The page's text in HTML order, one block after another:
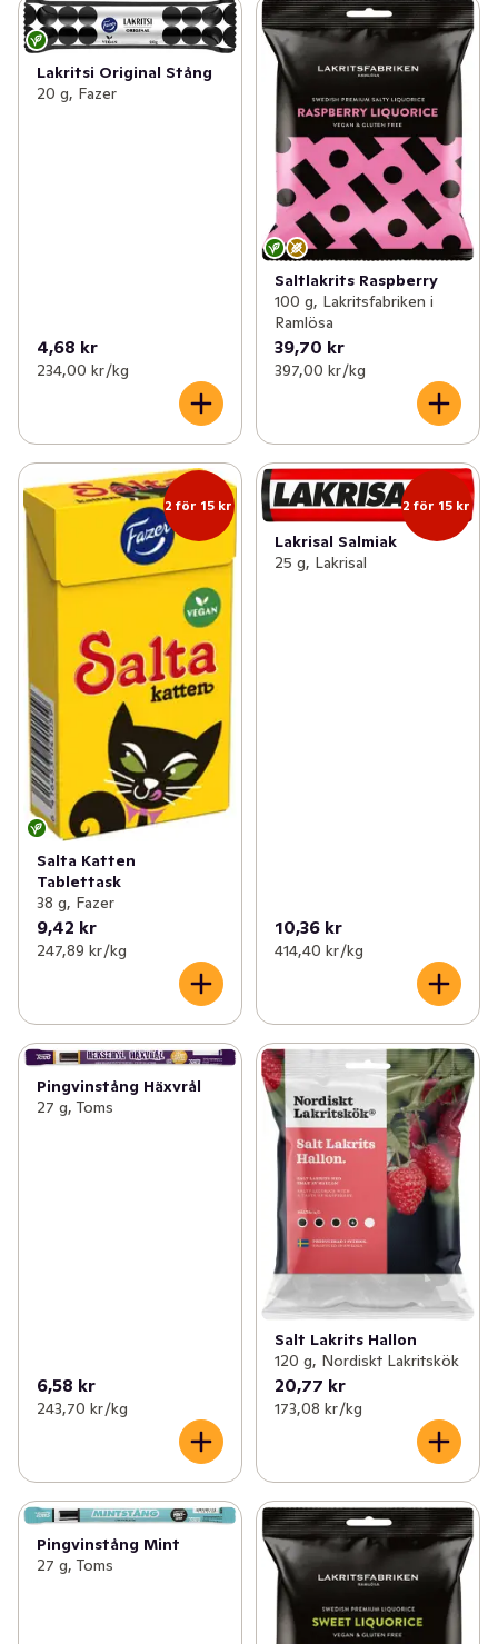
Lakritsi Original Stång
20 g, Fazer
4,68 kr
234,00 kr /kg
Saltlakrits Raspberry
100 g, Lakritsfabriken i
Ramlösa
39,70 kr
397,00 kr /kg
2 för 15 kr
Salta Katten
Tablettask
38 g, Fazer
9,42 kr
247,89 kr /kg
2 för 15 kr
Lakrisal Salmiak
25 g, Lakrisal
10,36 kr
414,40 kr /kg
Pingvinstång Häxvrål
27 g, Toms
6,58 kr
243,70 kr /kg
Salt Lakrits Hallon
120 g, Nordiskt Lakritskök
20,77 kr
173,08 kr /kg
Pingvinstång Mint
27 g, Toms